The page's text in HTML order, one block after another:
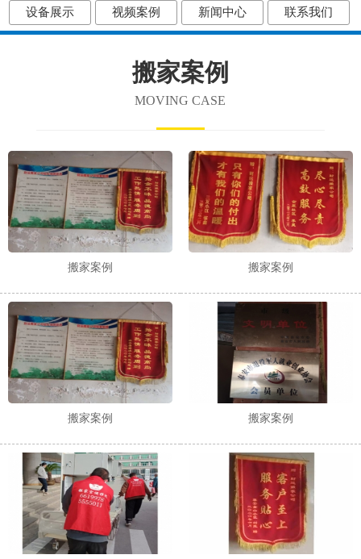
设备展示 视频案例 新闻中心 联系我们
搬家案例
MOVING CASE
搬家案例 搬家案例
搬家案例 搬家案例